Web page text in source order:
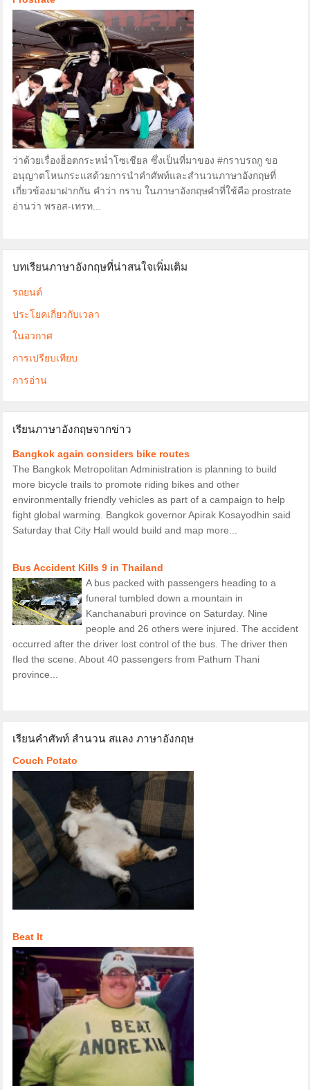
ว่าด้วยเรื่องฮ็อตกระหน่ำโซเชียล ซึ่งเป็นที่มาของ #กราบรถกู ขอ
อนุญาตโหนกระแสด้วยการนำคำศัพท์และสำนวนภาษาอังกฤษที่
เกี่ยวข้องมาฝากกัน คำว่า กราบ ในภาษาอังกฤษคำที่ใช้คือ prostrate
อ่านว่า พรอส-เทรท...
บทเรียนภาษาอังกฤษที่น่าสนใจเพิ่มเติม
รถยนต์
ประโยคเกี่ยวกับเวลา
ในอวกาศ
การเปรียบเทียบ
การอ่าน
เรียนภาษาอังกฤษจากข่าว
Bangkok again considers bike routes
The Bangkok Metropolitan Administration is planning to build
more bicycle trails to promote riding bikes and other
environmentally friendly vehicles as part of a campaign to help
fight global warming. Bangkok governor Apirak Kosayodhin said
Saturday that City Hall would build and map more...
Bus Accident Kills 9 in Thailand
A bus packed with passengers heading to a
funeral tumbled down a mountain in
Kanchanaburi province on Saturday. Nine
people and 26 others were injured. The accident
occurred after the driver lost control of the bus. The driver then
fled the scene. About 40 passengers from Pathum Thani
province...
เรียนคำศัพท์ สำนวน สแลง ภาษาอังกฤษ
Couch Potato
Beat It